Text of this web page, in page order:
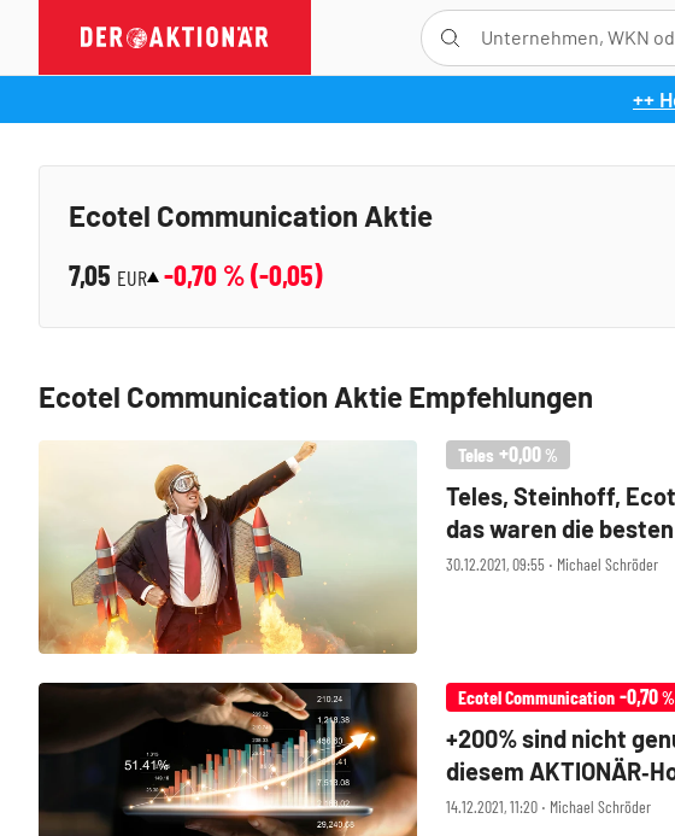
++
Ecotel Communication Aktie
7,05 EUR -0,70 % (-0,05)
Ecotel Communication Aktie Empfehlungen
Teles +0,00 %
30.12.2021, 09:55 ‧ Michael Schröder
Teles, Steinhoff,
das waren die
Ecotel Communication -0,70%
14.12.2021, 11:20 ‧ Michael Schröder
+200% sind nicht
diesem